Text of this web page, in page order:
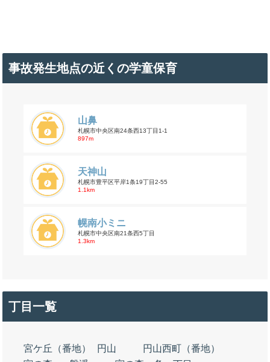
事故発生地点の近くの学童保育
山鼻
札幌市中央区南24条西13丁目1-1
897m
天神山
札幌市豊平区平岸1条19丁目2-55
1.1km
幌南小ミニ
札幌市中央区南21条西5丁目
1.3km
丁目一覧
宮ケ丘（番地） 円山
円山西町（番地）